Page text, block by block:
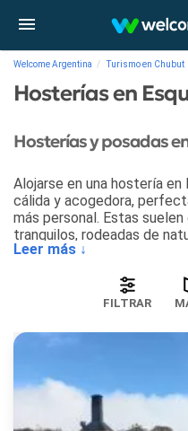
Welcome Argentina Turismo en Chubut
Hosterías en
Hosterías y posadas
Alojarse en una hostería
cálida y acogedora,
más personal. Estas
tranquilos, rodeadas de
descanso y desconexión.
Además, brindan servicios
y limpieza diaria,
para quienes desean
locales, sin renunciar a un
Suelen ser más
una excelente relación
Leer más ↓
FILTRAR